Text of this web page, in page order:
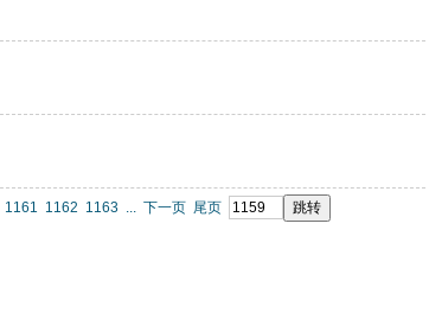
1161 1162 1163 ... 下一页 尾页